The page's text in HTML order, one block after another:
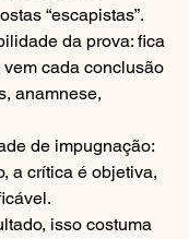
“escapistas”.
da prova: fica
cada conclusão
anamnese,
de impugnação:
a crítica é objetiva,
isso costuma